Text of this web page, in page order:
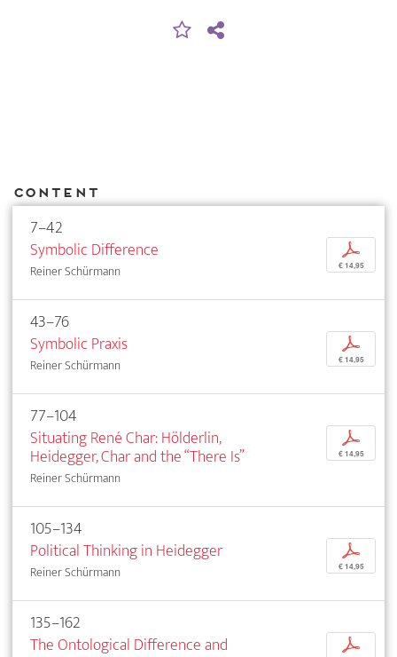
Content
7–42
Symbolic Difference
Reiner Schürmann
p
€ 14,95
43–76
Symbolic Praxis
Reiner Schürmann
p
€ 14,95
77–104
Situating René Char: Hölderlin,
Heidegger, Char and the “There Is”
Reiner Schürmann
p
€ 14,95
105–134
Political Thinking in Heidegger
Reiner Schürmann
p
€ 14,95
135–162
The Ontological Difference and
p